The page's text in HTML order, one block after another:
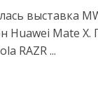
выставка
Huawei Mate X.
RAZR ...